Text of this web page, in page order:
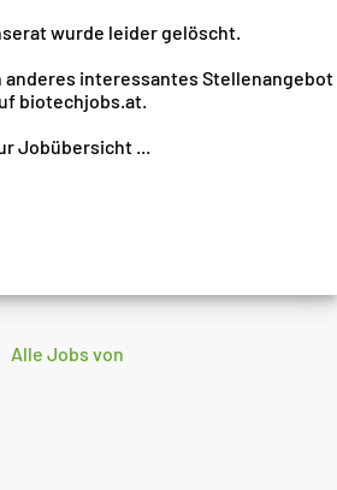
wurde leider gelöscht.
interessantes Stellenangebot
biotechjobs.at.
Jobübersicht ...
Alle Jobs von